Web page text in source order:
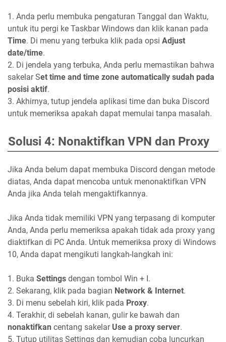
1. Anda perlu membuka pengaturan Tanggal dan Waktu,
untuk itu pergi ke Taskbar Windows dan klik kanan pada
Time. Di menu yang terbuka klik pada opsi Adjust
date/time.
2. Di jendela yang terbuka, Anda perlu memastikan bahwa
sakelar Set time and time zone automatically sudah pada
posisi aktif.
3. Akhirnya, tutup jendela aplikasi time dan buka Discord
untuk memeriksa apakah dapat memulai tanpa masalah.
Solusi 4: Nonaktifkan VPN dan Proxy
Jika Anda belum dapat membuka Discord dengan metode
diatas, Anda dapat mencoba untuk menonaktifkan VPN
Anda jika Anda telah mengaktifkannya.
Jika Anda tidak memiliki VPN yang terpasang di komputer
Anda, Anda perlu memeriksa apakah tidak ada proxy yang
diaktifkan di PC Anda. Untuk memeriksa proxy di Windows
10, Anda dapat mengikuti langkah-langkah ini:
1. Buka Settings dengan tombol Win + I.
2. Sekarang, klik pada bagian Network & Internet.
3. Di menu sebelah kiri, klik pada Proxy.
4. Terakhir, di sebelah kanan, gulir ke bawah dan
nonaktifkan centang sakelar Use a proxy server.
5. Tutup utilitas Settings dan kemudian coba luncurkan